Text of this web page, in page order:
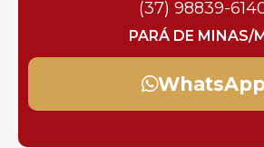
(37) 98839-
PARÁ DE MINAS/